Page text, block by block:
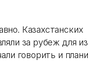
Казахстанских
за рубеж для
говорить и